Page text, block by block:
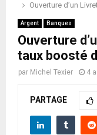
Ouverture d’un
Argent Banques
Ouverture
taux boosté
par Michel Texier 4
PARTAGE